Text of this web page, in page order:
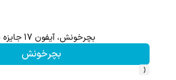
بچرخونش، آیفون 17 جایزه بگیر
بچرخونش
‹